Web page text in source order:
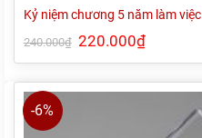
Kỷ niệm chương 5 năm làm việc
240.000₫ Giá
gốc
là:
220.000₫Giá
hiện
tại
220.000₫.
-6%